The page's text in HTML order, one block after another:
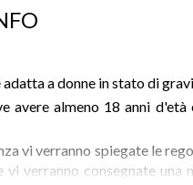
adatta a donne in stato di
avere almeno 18 anni
vi verranno spiegate le
vi verranno consegnate